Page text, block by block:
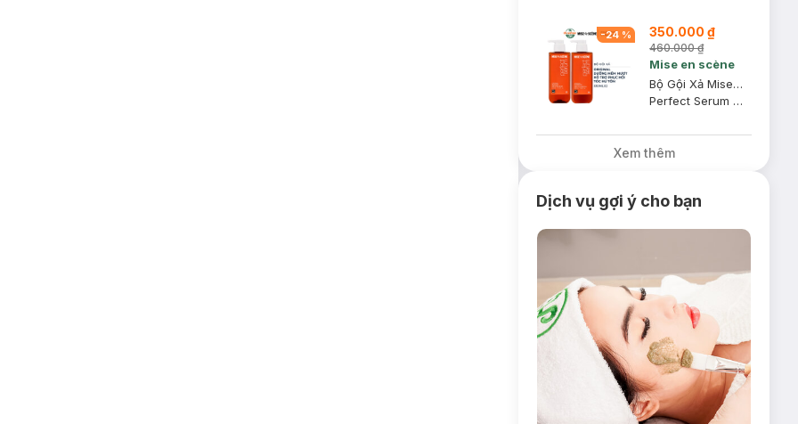
-24 % 350.000 ₫
460.000 ₫
Mise en scène
Bộ Gội Xả Mise En Scène Hỗ Trợ Phục Hồi Tóc Hư Tổn 530mlx2
Perfect Serum Original (Shampoo + Conditioner)
Xem thêm
Dịch vụ gợi ý cho bạn